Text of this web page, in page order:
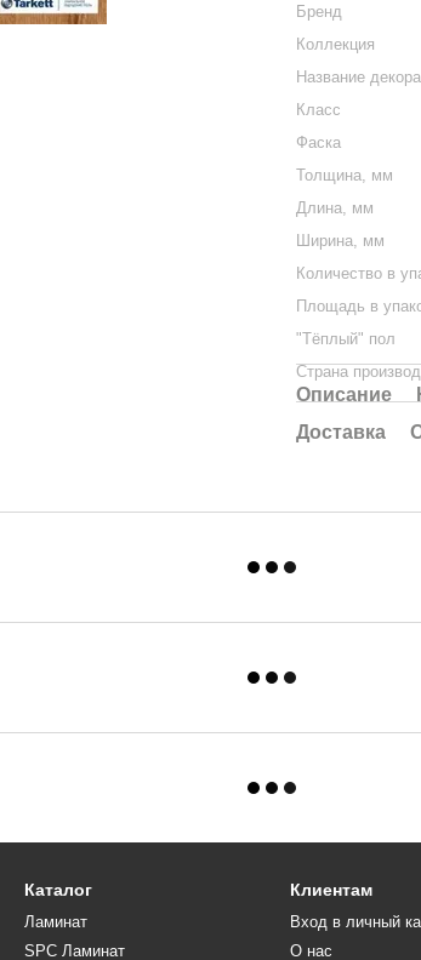
Бренд
Коллекция
Название декора
Класс
Фаска
Толщина, мм
Длина, мм
Ширина, мм
Количество в
Площадь в
"Тёплый" пол
Страна
Описание
Доставка
Каталог
Ламинат
SPC Ламинат
Клиентам
Вход в личный
О нас